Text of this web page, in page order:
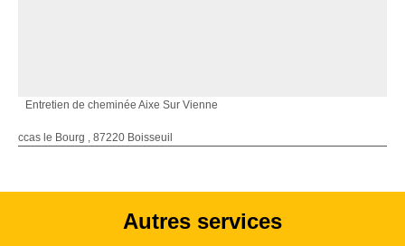
Entretien de cheminée Aixe Sur Vienne
ccas le Bourg , 87220 Boisseuil
Autres services